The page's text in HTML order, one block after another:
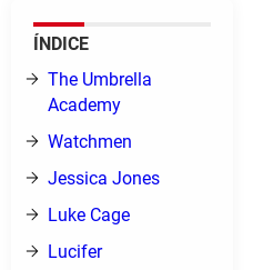
ÍNDICE
The Umbrella
Academy
Watchmen
Jessica Jones
Luke Cage
Lucifer